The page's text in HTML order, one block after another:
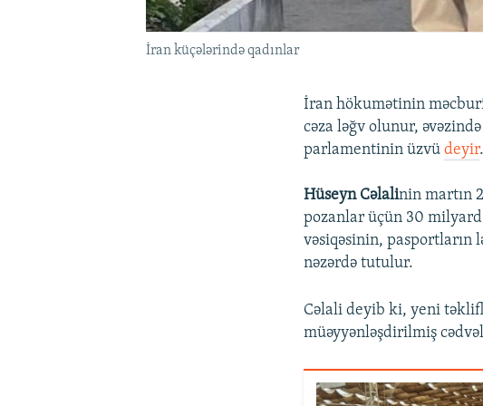
İran küçələrində qadınlar
İran hökumətinin
cəza ləğv olunur,
parlamentinin üzvüdeyir.
Hüseyn Cəlalinin martın
pozanlar üçün 30
vəsiqəsinin, pasportların
nəzərdə tutulur.
Cəlali deyib ki, yeni
müəyyənləşdirilmiş